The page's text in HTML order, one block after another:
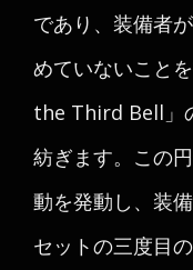
であり、装備者
めていないこと
the Third Bell」
紡ぎます。この
動を発動し、装
セットの三度目